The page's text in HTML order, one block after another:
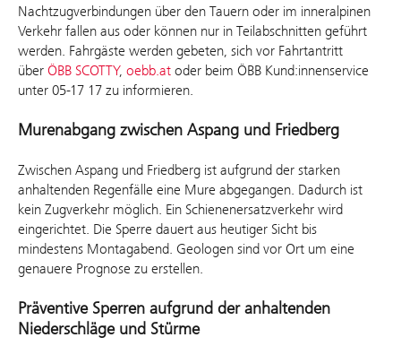
Nachtzugverbindungen über den Tauern oder im inneralpinen
Verkehr fallen aus oder können nur in Teilabschnitten geführt
werden. Fahrgäste werden gebeten, sich vor Fahrtantritt
über ÖBB SCOTTY, oebb.at oder beim ÖBB Kund:innenservice
unter 05-17 17 zu informieren.
Murenabgang zwischen Aspang und Friedberg
Zwischen Aspang und Friedberg ist aufgrund der starken
anhaltenden Regenfälle eine Mure abgegangen. Dadurch ist
kein Zugverkehr möglich. Ein Schienenersatzverkehr wird
eingerichtet. Die Sperre dauert aus heutiger Sicht bis
mindestens Montagabend. Geologen sind vor Ort um eine
genauere Prognose zu erstellen.
Präventive Sperren aufgrund der anhaltenden
Niederschläge und Stürme